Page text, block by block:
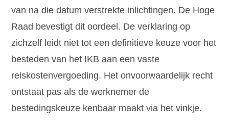
van na die datum verstrekte inlichtingen. De Hoge
Raad bevestigt dit oordeel. De verklaring op
zichzelf leidt niet tot een definitieve keuze voor het
besteden van het IKB aan een vaste
reiskostenvergoeding. Het onvoorwaardelijk recht
ontstaat pas als de werknemer de
bestedingskeuze kenbaar maakt via het vinkje.